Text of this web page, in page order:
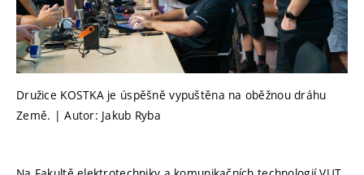
Družice KOSTKA je úspěšně vypuštěna na oběžnou dráhu
Země. | Autor: Jakub Ryba